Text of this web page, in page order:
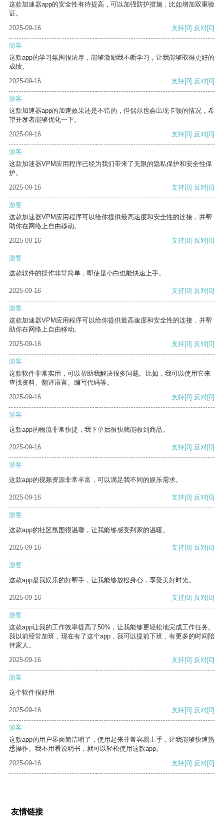
这款加速器app的安全性有待提高，可以加强防护措施，比如增加双重验
证。
2025-09-16
支持[0] 反对[0]
游客
这款app的学习氛围很浓厚，能够激励我不断学习，让我能够取得更好的
成绩。
2025-09-16
支持[0] 反对[0]
游客
这款加速器app的加速效果还是不错的，但偶尔也会出现卡顿的情况，希
望开发者能够优化一下。
2025-09-16
支持[0] 反对[0]
游客
这款加速器VPM应用程序已经为我们带来了无限的隐私保护和安全性保
护。
2025-09-16
支持[0] 反对[0]
游客
这款加速器VPM应用程序可以给你提供最高速度和安全性的连接，并帮
助你在网络上自由移动。
2025-09-16
支持[0] 反对[0]
游客
这款软件的操作非常简单，即使是小白也能快速上手。
2025-09-16 支持[0] 反对[0]
游客
这款加速器VPM应用程序可以给你提供最高速度和安全性的连接，并帮
助你在网络上自由移动。
2025-09-16
支持[0] 反对[0]
游客
这款软件非常实用，可以帮助我解决很多问题。比如，我可以使用它来
查找资料、翻译语言、编写代码等。
2025-09-16
支持[0] 反对[0]
游客
这款app的物流非常快捷，我下单后很快就能收到商品。
2025-09-16 支持[0] 反对[0]
游客
这款app的视频资源非常丰富，可以满足我不同的娱乐需求。
2025-09-16 支持[0] 反对[0]
游客
这款app的社区氛围很温馨，让我能够感受到家的温暖。
2025-09-16 支持[0] 反对[0]
游客
这款app是我娱乐的好帮手，让我能够放松身心，享受美好时光。
2025-09-16 支持[0] 反对[0]
游客
这款app让我的工作效率提高了50%，让我能够更轻松地完成工作任务。
我以前经常加班，现在有了这个app，我可以提前下班，有更多的时间陪
伴家人。
2025-09-16
支持[0] 反对[0]
游客
这个软件很好用
2025-09-16 支持[0] 反对[0]
游客
这款app的用户界面简洁明了，使用起来非常容易上手，让我能够快速熟
悉操作。我不用看说明书，就可以轻松使用这款app。
2025-09-16
支持[0] 反对[0]
友情链接